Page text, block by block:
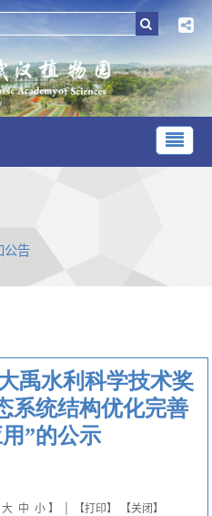
公告
禹水利科学技术奖
系统结构优化完善
”的公示
大 中 小】 | 【打印】 【关闭】